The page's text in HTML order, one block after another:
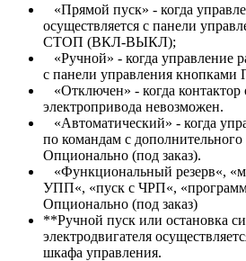
«Прямой пуск» - когда
осуществляется с панели
СТОП (ВКЛ-ВЫКЛ);
«Ручной» - когда управление
с панели управления
«Отключен» - когда контактор
электропривода невозможен.
«Автоматический» - когда
по командам с дополнительного
Опционально (под заказ).
«Функциональный резерв«,
УПП«, «пуск с ЧРП«,
Опционально (под заказ)
**Ручной пуск или остановка
электродвигателя
шкафа управления.